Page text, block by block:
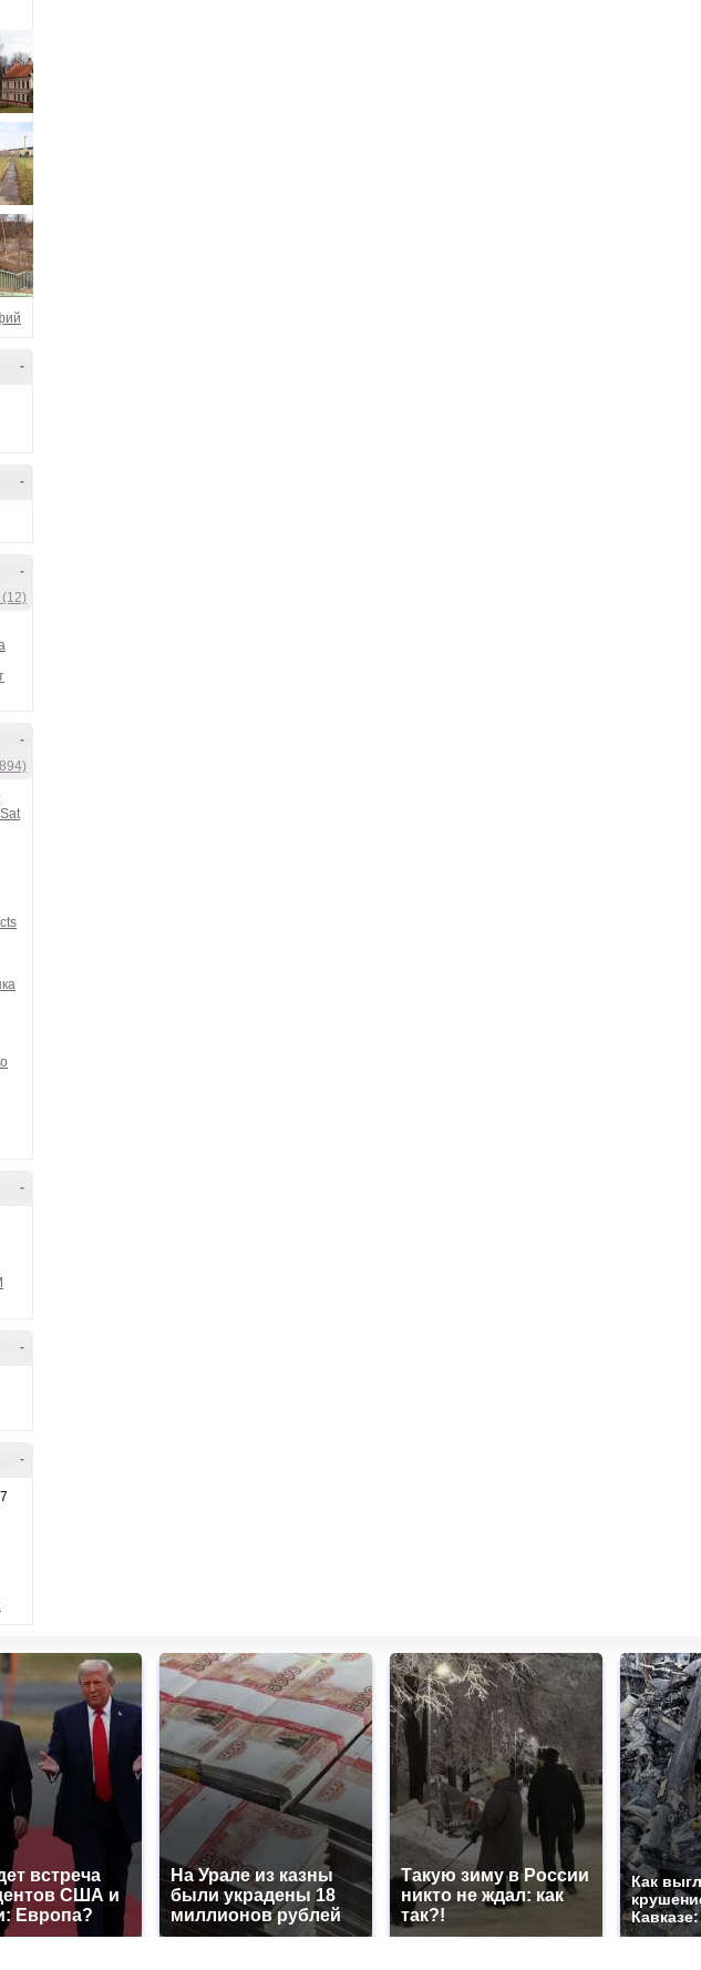
-
-
-
(12)
-
-
-
-
встреча
США и
Европа?
На Урале из казны
были украдены 18
миллионов рублей
Такую зиму в России
никто не ждал: как
так?!
Как